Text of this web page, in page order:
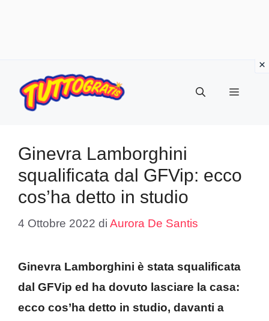
contenuto
Menu
Ginevra Lamborghini
squalificata dal GFVip: ecco
cos’ha detto in studio
4 Ottobre 2022 di Aurora De Santis
Ginevra Lamborghini è stata squalificata
dal GFVip ed ha dovuto lasciare la casa:
ecco cos’ha detto in studio, davanti a